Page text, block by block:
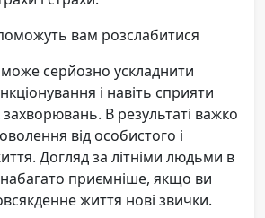
вам розслабитися
серйозно ускладнити
і навіть сприяти
захворювань. В результаті важко
від особистого і
Догляд за літніми людьми в
приємніше, якщо ви
життя нові звички.